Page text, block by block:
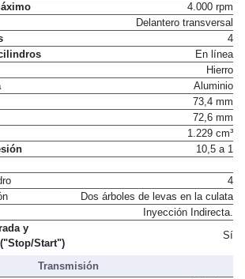
4.000 rpm
Delantero transversal
4
En línea
Hierro
Aluminio
73,4 mm
72,6 mm
1.229 cm³
10,5 a 1
4
Dos árboles de levas en la culata
Inyección Indirecta.
y
Start")
Sí
Transmisión